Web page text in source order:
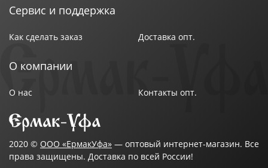
Сервис и поддержка
Как сделать заказ Доставка опт.
О компании
О нас Контакты опт.
2020 © ООО «ЕрмакУфа» — оптовый интернет-магазин. Все
права защищены. Доставка по всей России!